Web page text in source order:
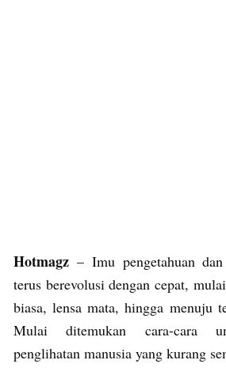
Hotmagz – Imu pengetahuan
terus berevolusi dengan cepat,
biasa, lensa mata, hingga menuju
Mulai ditemukan cara-cara
penglihatan manusia yang kurang